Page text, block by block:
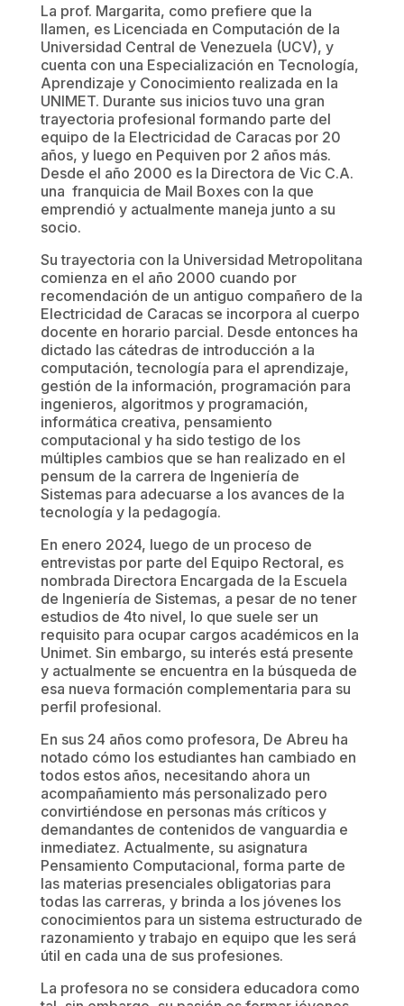
La prof. Margarita, como prefiere que la
llamen, es Licenciada en Computación de la
Universidad Central de Venezuela (UCV), y
cuenta con una Especialización en Tecnología,
Aprendizaje y Conocimiento realizada en la
UNIMET. Durante sus inicios tuvo una gran
trayectoria profesional formando parte del
equipo de la Electricidad de Caracas por 20
años, y luego en Pequiven por 2 años más.
Desde el año 2000 es la Directora de Vic C.A.
una franquicia de Mail Boxes con la que
emprendió y actualmente maneja junto a su
socio.
Su trayectoria con la Universidad Metropolitana
comienza en el año 2000 cuando por
recomendación de un antiguo compañero de la
Electricidad de Caracas se incorpora al cuerpo
docente en horario parcial. Desde entonces ha
dictado las cátedras de introducción a la
computación, tecnología para el aprendizaje,
gestión de la información, programación para
ingenieros, algoritmos y programación,
informática creativa, pensamiento
computacional y ha sido testigo de los
múltiples cambios que se han realizado en el
pensum de la carrera de Ingeniería de
Sistemas para adecuarse a los avances de la
tecnología y la pedagogía.
En enero 2024, luego de un proceso de
entrevistas por parte del Equipo Rectoral, es
nombrada Directora Encargada de la Escuela
de Ingeniería de Sistemas, a pesar de no tener
estudios de 4to nivel, lo que suele ser un
requisito para ocupar cargos académicos en la
Unimet. Sin embargo, su interés está presente
y actualmente se encuentra en la búsqueda de
esa nueva formación complementaria para su
perfil profesional.
En sus 24 años como profesora, De Abreu ha
notado cómo los estudiantes han cambiado en
todos estos años, necesitando ahora un
acompañamiento más personalizado pero
convirtiéndose en personas más críticos y
demandantes de contenidos de vanguardia e
inmediatez. Actualmente, su asignatura
Pensamiento Computacional, forma parte de
las materias presenciales obligatorias para
todas las carreras, y brinda a los jóvenes los
conocimientos para un sistema estructurado de
razonamiento y trabajo en equipo que les será
útil en cada una de sus profesiones.
La profesora no se considera educadora como